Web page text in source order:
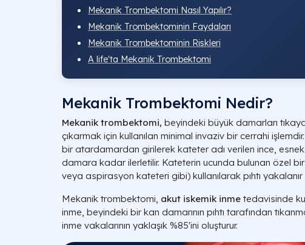
Mekanik Trombektomi Nasıl Yapılır?
Mekanik Trombektominin Faydaları
Mekanik Trombektominin Riskleri
A life'ta Mekanik Trombektomi
Mekanik Trombektomi Nedir?
Mekanik trombektomi, beyindeki büyük damarları
çıkarmak için kullanılan minimal invaziv bir cerrahi
bir atardamardan girilerek kateter adı verilen ince, esnek
damara kadar ilerletilir. Kateterin ucunda bulunan özel
veya aspirasyon kateteri gibi) kullanılarak pıhtı yakalanır
Mekanik trombektomi, akut iskemik inme tedavisinde
inme, beyindeki bir kan damarının pıhtı tarafından
inme vakalarının yaklaşık %85'ini oluşturur.